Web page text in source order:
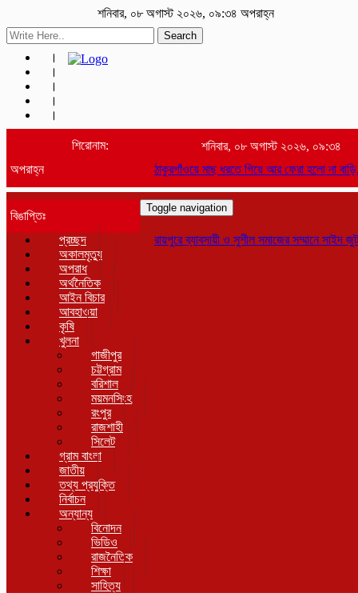
শনিবার, ০৮ অগাস্ট ২০২৬, ০৯:৩৪ অপরাহ্ন
Search
শিরোনাম:
ঠাকুরগাঁওয়ে মাছ ধরতে গিয়ে আর ফেরা হলো না বাড়ি,
বিঙাপ্তিঃ
রায়পুরে ব্যাবসায়ী ও সুশীল সমাজের সম্মানে সাইদ
শনিবার, ০৮ অগাস্ট ২০২৬, ০৯:৩৪
অপরাহ্ন
Toggle navigation
প্রচ্ছদ
অকালমৃত্যু
অপরাধ
অর্থনৈতিক
আইন বিচার
আবহাওয়া
কৃষি
খুলনা
গাজীপুর
চট্টগ্রাম
বরিশাল
ময়মনসিংহ
রংপুর
রাজশাহী
সিলেট
গ্রাম বাংলা
জাতীয়
তথ্য প্রযুক্তি
নির্বাচন
অন্যান্য
বিনোদন
ভিডিও
রাজনৈতিক
শিক্ষা
সাহিত্য